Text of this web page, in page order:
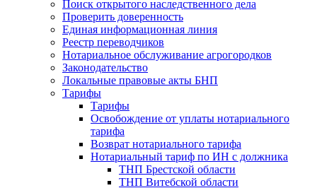
Поиск открытого наследственного дела
Проверить доверенность
Единая информационная линия
Реестр переводчиков
Нотариальное обслуживание агрогородков
Законодательство
Локальные правовые акты БНП
Тарифы
Тарифы
Освобождение от уплаты нотариального
тарифа
Возврат нотариального тарифа
Нотариальный тариф по ИН с должника
ТНП Брестской области
ТНП Витебской области